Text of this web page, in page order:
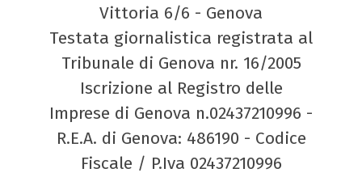
Vittoria 6/6 - Genova
Testata giornalistica registrata al
Tribunale di Genova nr. 16/2005
Iscrizione al Registro delle
Imprese di Genova n.02437210996 -
R.E.A. di Genova: 486190 - Codice
Fiscale / P.Iva 02437210996